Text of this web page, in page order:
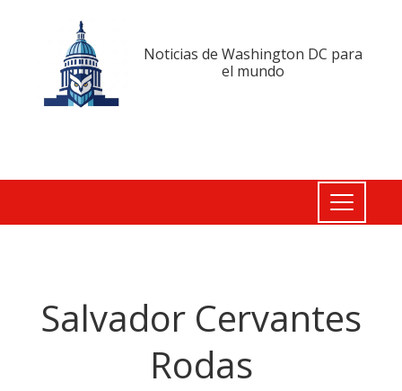
Noticias de Washington DC para
el mundo
Salvador Cervantes
Rodas